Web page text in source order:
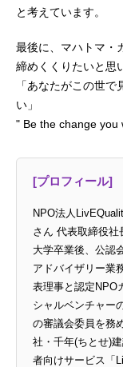
と考えています。
最後に、マハトマ・
締めくくりたいと思
「あなたがこの世
い」
" Be the change you
[プロフィール]
NPO法人
さん 代表取締役
大学卒業後、公認
アドバイザリー業
表理事と認定NPO
シャルベンチャー
の審議会委員を務
社・千年(ちとせ)
者向けサービス「